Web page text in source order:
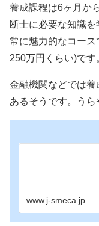
養成課程は6ヶ月か
断士に必要な知識
常に魅力的なコース
250万円くらい)です
金融機関などでは
あるそうです。うら
www.j-smeca.jp